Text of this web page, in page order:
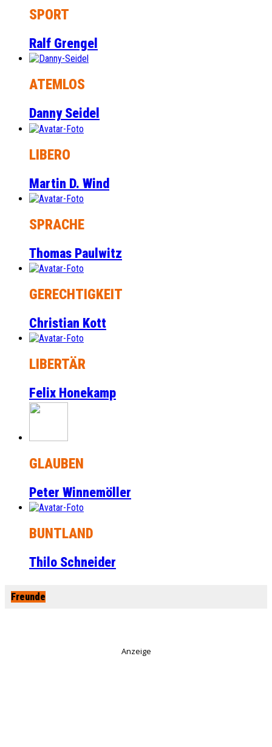
SPORT
Ralf Grengel
ATEMLOS
Danny Seidel
LIBERO
Martin D. Wind
SPRACHE
Thomas Paulwitz
GERECHTIGKEIT
Christian Kott
LIBERTÄR
Felix Honekamp
GLAUBEN
Peter Winnemöller
BUNTLAND
Thilo Schneider
Freunde
Anzeige